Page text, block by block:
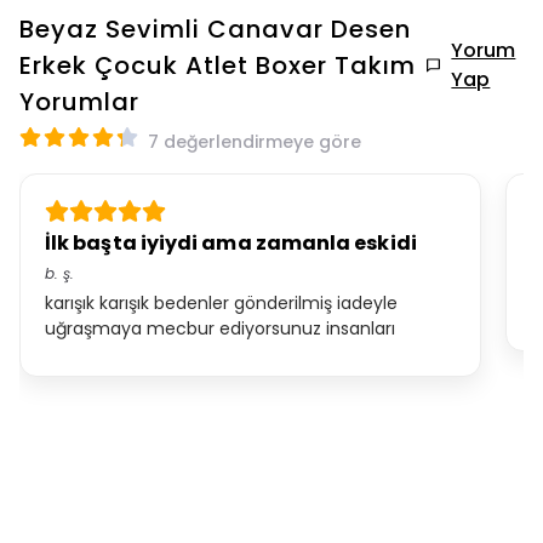
Beyaz Sevimli Canavar Desen
Erkek Çocuk Atlet Boxer Takım
Yorumlar
Yorum
Yap
7 değerlendirmeye göre
İlk başta iyiydi ama zamanla eskidi
b. ş.
karışık karışık bedenler gönderilmiş iadeyle
uğraşmaya mecbur ediyorsunuz insanları